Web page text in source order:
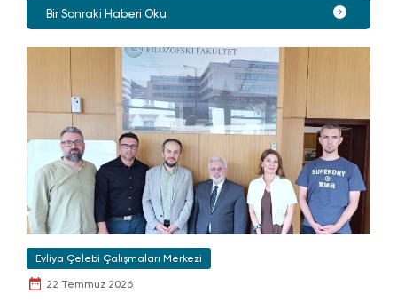
Bir Sonraki Haberi Oku
Evliya Çelebi Çalışmaları Merkezi
22 Temmuz 2026